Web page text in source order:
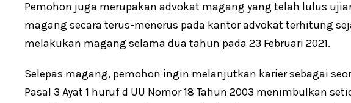
Pemohon juga merupakan advokat magang yang telah lulus
magang secara terus-menerus pada kantor advokat terhitung
melakukan magang selama dua tahun pada 23 Februari 2021.
Selepas magang, pemohon ingin melanjutkan karier sebagai
Pasal 3 Ayat 1 huruf d UU Nomor 18 Tahun 2003 menimbulkan